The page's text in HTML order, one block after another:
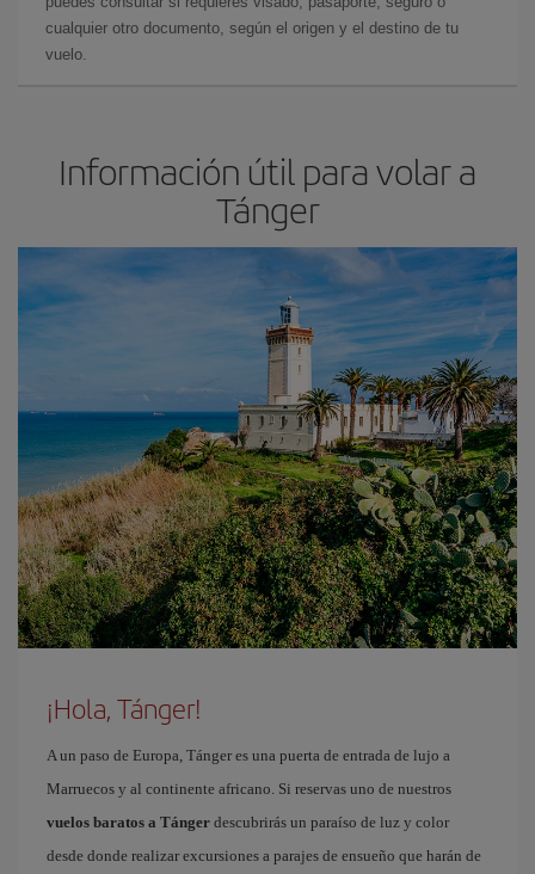
cualquier otro documento, según el origen y el destino de tu
vuelo.
Información útil para volar a
Tánger
¡Hola, Tánger!
A un paso de Europa, Tánger es una puerta de entrada de lujo a
Marruecos y al continente africano. Si reservas uno de nuestros
vuelos baratos a Tánger descubrirás un paraíso de luz y color
desde donde realizar excursiones a parajes de ensueño que harán de